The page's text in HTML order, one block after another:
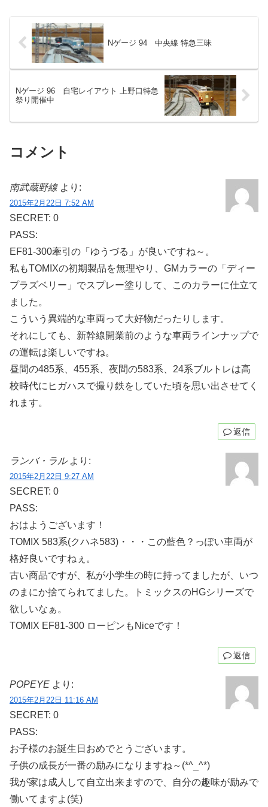
Nゲージ 94 中央線 特急三昧
Nゲージ 96 自宅レイアウト 上野口特急
祭り開催中
コメント
南武蔵野線 より:
2015年2月22日 7:52 AM
SECRET: 0
PASS:
EF81-300牽引の「ゆうづる」が良いですね～。
私もTOMIXの初期製品を無理やり、GMカラーの「ディー
プラズベリー」でスプレー塗りして、このカラーに仕立て
ました。
こういう異端的な車両って大好物だったりします。
それにしても、新幹線開業前のような車両ラインナップで
の運転は楽しいですね。
昼間の485系、455系、夜間の583系、24系ブルトレは高
校時代にヒガハスで撮り鉄をしていた頃を思い出させてく
れます。
返信
ランバ・ラル より:
2015年2月22日 9:27 AM
SECRET: 0
PASS:
おはようございます！
TOMIX 583系(クハネ583)・・・この藍色？っぽい車両が
格好良いですねぇ。
古い商品ですが、私が小学生の時に持ってましたが、いつ
のまにか捨てられてました。トミックスのHGシリーズで
欲しいなぁ。
TOMIX EF81-300 ローピンもNiceです！
返信
POPEYE より:
2015年2月22日 11:16 AM
SECRET: 0
PASS:
お子様のお誕生日おめでとうございます。
子供の成長が一番の励みになりますね～(*^_^*)
我が家は成人して自立出来ますので、自分の趣味が励みで
働いてますよ(笑)